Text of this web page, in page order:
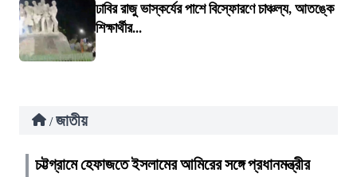
ঢাবির রাজু ভাস্কর্যের পাশে বিস্ফোরণে চাঞ্চল্য, আতঙ্কে
শিক্ষার্থীর...
/ জাতীয়
চট্টগ্রামে হেফাজতে ইসলামের আমিরের সঙ্গে প্রধানমন্ত্রীর